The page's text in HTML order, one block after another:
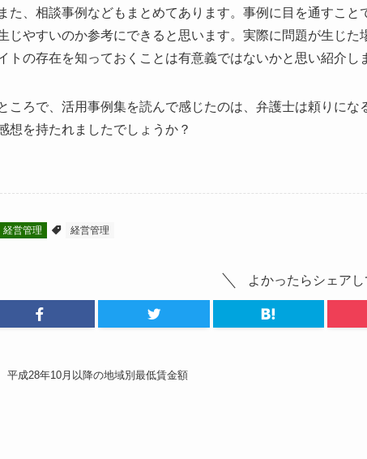
た、相談事例などもまとめてあります。事例に目を通すこ
じやすいのか参考にできると思います。実際に問題が生じ
トの存在を知っておくことは有意義ではないかと思い紹介し
ころで、活用事例集を読んで感じたのは、弁護士は頼りにな
想を持たれましたでしょうか？
経営管理 経営管理
よかったらシェアし
平成28年10月以降の地域別最低賃金額